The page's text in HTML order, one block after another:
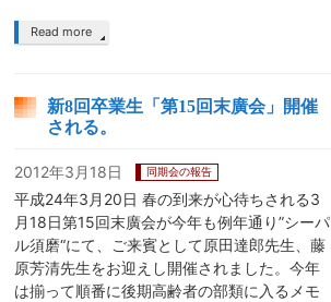
Read more
新8回卒業生「第15回末廣会」開催
される。
2012年3月18日 同期会の報告
平成24年3月20日 春の到来が心待ちされる3
月18日第15回末廣会が今年も例年通り”シーパ
ル須磨“にて、ご来賓として原田達郎先生、藤
原芳清先生をお迎えし開催されました。今年
は揃って順番に後期高齢者の部類に入るメモ